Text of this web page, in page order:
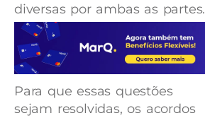
diversas por ambas as partes.
Para que essas questões
sejam resolvidas, os acordos